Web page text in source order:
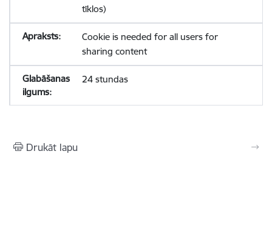
tīklos)
Cookie is needed for all users for
sharing content
24 stundas
Drukāt lapu